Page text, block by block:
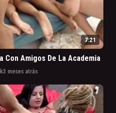
7:21
Con Amigos De La Academia
3 meses atrás